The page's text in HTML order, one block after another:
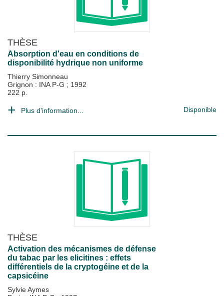
THÈSE
Absorption d'eau en conditions de
disponibilité hydrique non uniforme
Thierry Simonneau
Grignon : INA P-G ; 1992
222 p.
Plus d'information... Disponible
THÈSE
Activation des mécanismes de défense
du tabac par les elicitines : effets
différentiels de la cryptogéine et de la
capsicéine
Sylvie Aymes